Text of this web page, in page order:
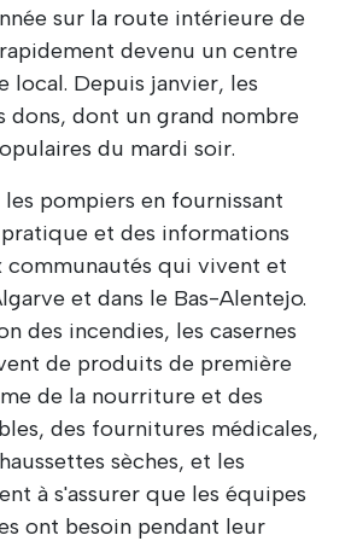
sur la route intérieure de
devenu un centre
local. Depuis janvier, les
dons, dont un grand nombre
du mardi soir.
pompiers en fournissant
pratique et des informations
communautés qui vivent et
et dans le Bas-Alentejo.
des incendies, les casernes
de produits de première
de la nourriture et des
des fournitures médicales,
sèches, et les
à s'assurer que les équipes
ont besoin pendant leur